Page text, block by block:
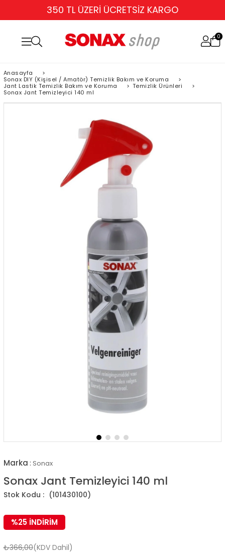
TÜM KARTLARA 6 TAKSİT
0
Anasayfa
>
Sonax DIY (Kişisel / Amatör) Temizlik Bakım ve Koruma
>
Jant Lastik Temizlik Bakım ve Koruma
> Temizlik Ürünleri
>
Sonax Jant Temizleyici 140 ml
Marka : Sonax
Sonax Jant Temizleyici 140 ml
(101430100)
%25İNDIRIM
₺366,00(KDV Dahil)